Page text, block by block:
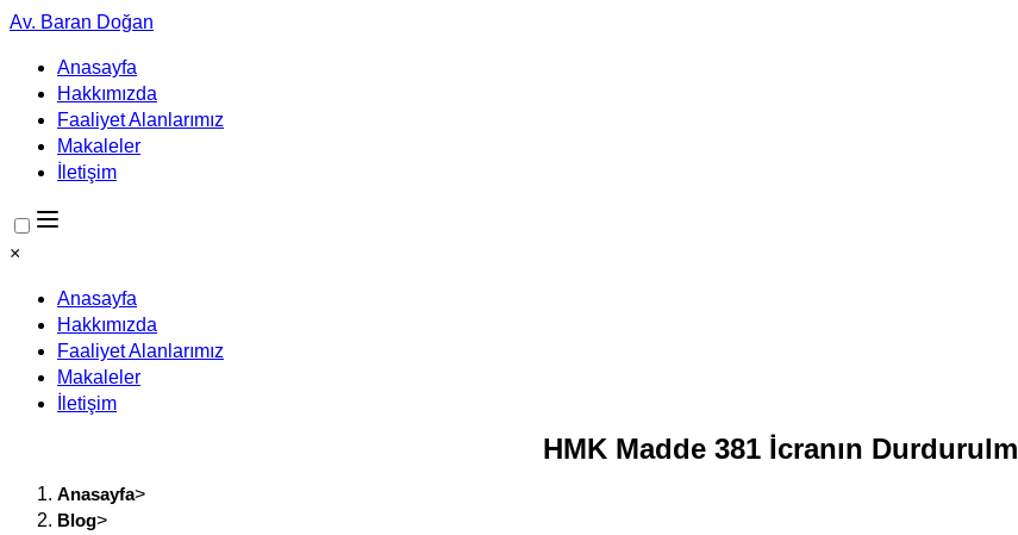
Av. Baran Doğan
Anasayfa
Hakkımızda
Faaliyet Alanlarımız
Makaleler
İletişim
×
Anasayfa
Hakkımızda
Faaliyet Alanlarımız
Makaleler
İletişim
HMK Madde 381 İcranın
Anasayfa>
Blog>